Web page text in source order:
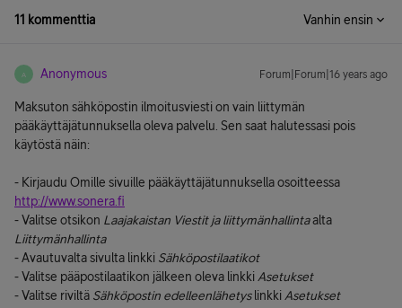
11 kommenttia Vanhin ensin
A Anonymous Forum|Forum|16 years ago
Maksuton sähköpostin ilmoitusviesti on vain liittymän
pääkäyttäjätunnuksella oleva palvelu. Sen saat halutessasi pois
käytöstä näin:
- Kirjaudu Omille sivuille pääkäyttäjätunnuksella osoitteessa
http://www.sonera.fi
- Valitse otsikon Laajakaistan Viestit ja liittymänhallintaalta
Liittymänhallinta
- Avautuvalta sivulta linkki Sähköpostilaatikot
- Valitse pääpostilaatikon jälkeen oleva linkki Asetukset
- Valitse riviltä Sähköpostin edelleenlähetyslinkki Asetukset